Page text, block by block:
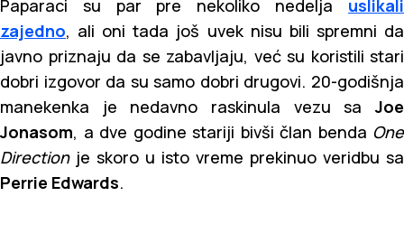
Paparaci su par pre nekoliko nedelja uslikali
zajedno, ali oni tada još uvek nisu bili spremni da
javno priznaju da se zabavljaju, već su koristili stari
dobri izgovor da su samo dobri drugovi. 20-godišnja
manekenka je nedavno raskinula vezu saJoe
Jonasom, a dve godine stariji bivši član benda One
Directionje skoro u isto vreme prekinuo veridbu sa
Perrie Edwards.